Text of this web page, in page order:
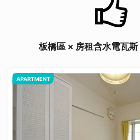
板橋區 × 房租含水電瓦
APARTMENT